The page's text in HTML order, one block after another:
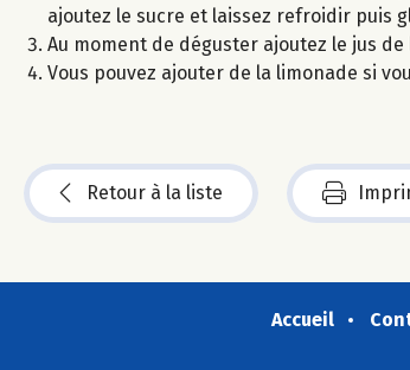
ajoutez le sucre et laissez refroidir puis
Au moment de déguster ajoutez le jus de
Vous pouvez ajouter de la limonade si
Retour à la liste
Accueil